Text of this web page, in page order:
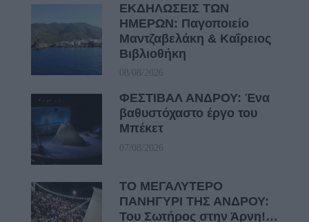
ΕΚΔΗΛΩΣΕΙΣ ΤΩΝ
ΗΜΕΡΩΝ: Παγοποιείο
Μαντζαβελάκη & Καΐρειος
Βιβλιοθήκη
08/08/2026
ΦΕΣΤΙΒΑΛ ΑΝΔΡΟΥ: Ένα
βαθυστόχαστο έργο του
Μπέκετ
07/08/2026
ΤΟ ΜΕΓΑΛΥΤΕΡΟ
ΠΑΝΗΓΥΡΙ ΤΗΣ ΑΝΔΡΟΥ:
Του Σωτήρος στην Άρνη!…